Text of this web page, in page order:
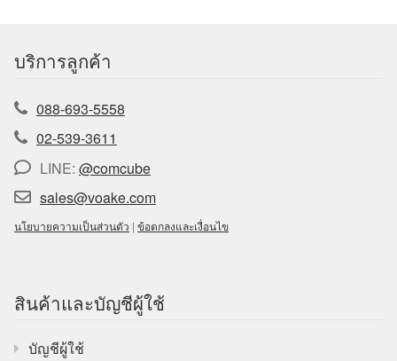
บริการลูกค้า
088-693-5558
02-539-3611
LINE: @comcube
sales@voake.com
นโยบายความเป็นส่วนตัว | ข้อตกลงและเงื่อนไข
สินค้าและบัญชีผู้ใช้
บัญชีผู้ใช้